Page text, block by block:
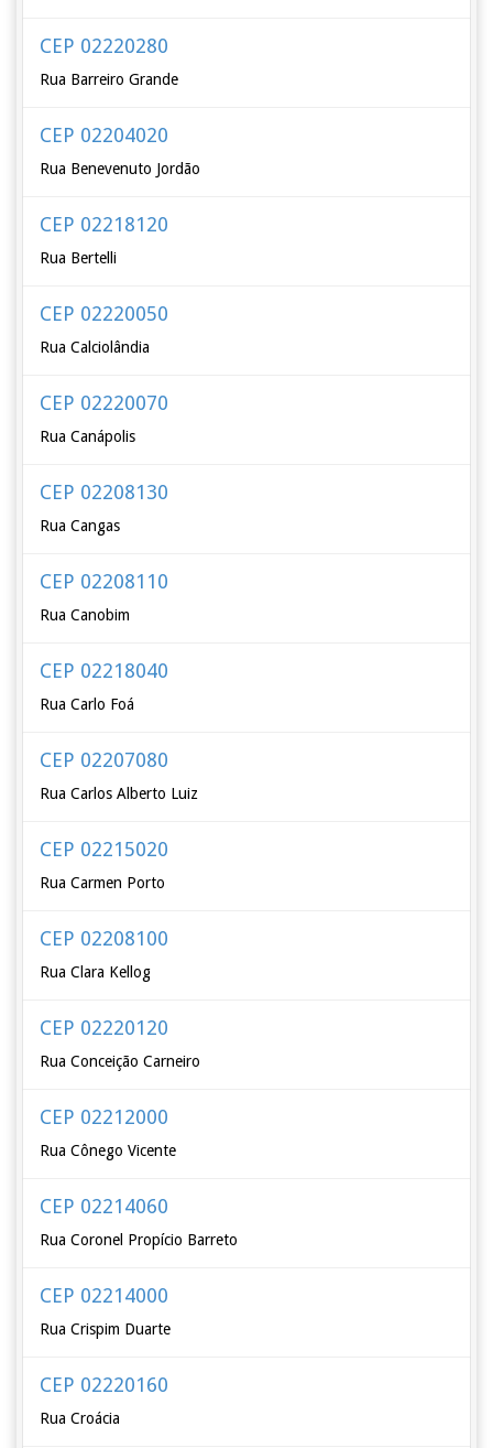
CEP 02220280
Rua Barreiro Grande
CEP 02204020
Rua Benevenuto Jordão
CEP 02218120
Rua Bertelli
CEP 02220050
Rua Calciolândia
CEP 02220070
Rua Canápolis
CEP 02208130
Rua Cangas
CEP 02208110
Rua Canobim
CEP 02218040
Rua Carlo Foá
CEP 02207080
Rua Carlos Alberto Luiz
CEP 02215020
Rua Carmen Porto
CEP 02208100
Rua Clara Kellog
CEP 02220120
Rua Conceição Carneiro
CEP 02212000
Rua Cônego Vicente
CEP 02214060
Rua Coronel Propício Barreto
CEP 02214000
Rua Crispim Duarte
CEP 02220160
Rua Croácia